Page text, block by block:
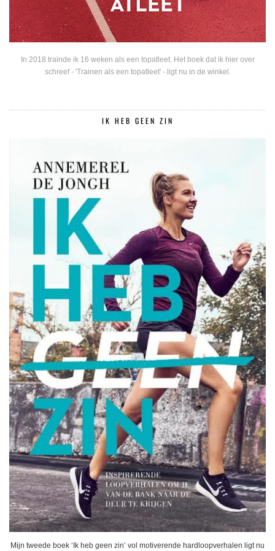
In 2018 trainde ik 16 weken als een topatleet. Het boek dat ik hier over
schreef - 'Trainen als een topatleet' - ligt nu in de winkel.
IK HEB GEEN ZIN
Mijn tweede boek ‘Ik heb geen zin’ vol motiverende hardloopverhalen ligt nu